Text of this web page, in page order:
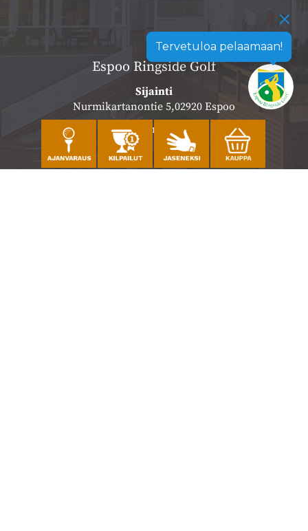
Tervetuloa pelaamaan!
Espoo Ringside Golf
Sijainti
Nurmikartanontie 5,02920 Espoo
Katso sijainti kartalla